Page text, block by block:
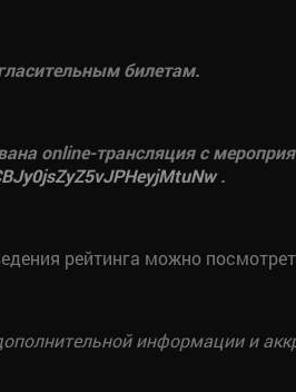
билетам.
online-трансляция с
.
рейтинга можно
информации и